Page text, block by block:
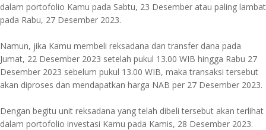
dalam portofolio Kamu pada Sabtu, 23 Desember atau paling lambat
pada Rabu, 27 Desember 2023.
Namun, jika Kamu membeli reksadana dan transfer dana pada
Jumat, 22 Desember 2023 setelah pukul 13.00 WIB hingga Rabu 27
Desember 2023 sebelum pukul 13.00 WIB, maka transaksi tersebut
akan diproses dan mendapatkan harga NAB per 27 Desember 2023.
Dengan begitu unit reksadana yang telah dibeli tersebut akan terlihat
dalam portofolio investasi Kamu pada Kamis, 28 Desember 2023.